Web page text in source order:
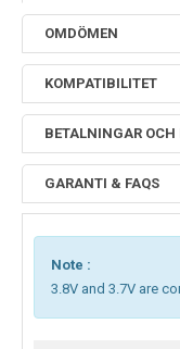
OMDÖMEN
KOMPATIBILITET
BETALNINGAR OCH
GARANTI & FAQS
Note :
3.8V and 3.7V are